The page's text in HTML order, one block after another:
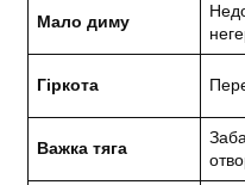
Мало диму
Гіркота
Важка тяга